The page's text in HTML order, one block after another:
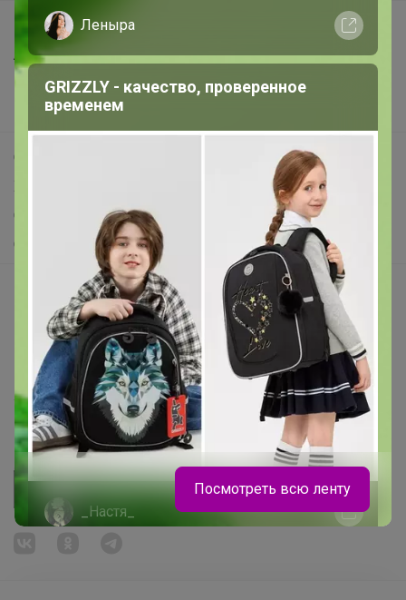
Все предложения
Анонсы
Новости
Поддержка альпак
Самое выгодное
Хиты продаж
Самое желанное
Самое быстрое
Начать зарабатывать с 24-ok
Picabox.ru - Лучшее место для ваших изображений
Розыгрыш - Генератор случайных чисел
Пульс нашего маркетплейса
Укорачиватель ссылок
Леныра
GRIZZLY - качество, проверенное
временем
_Настя_
Посмотреть всю ленту